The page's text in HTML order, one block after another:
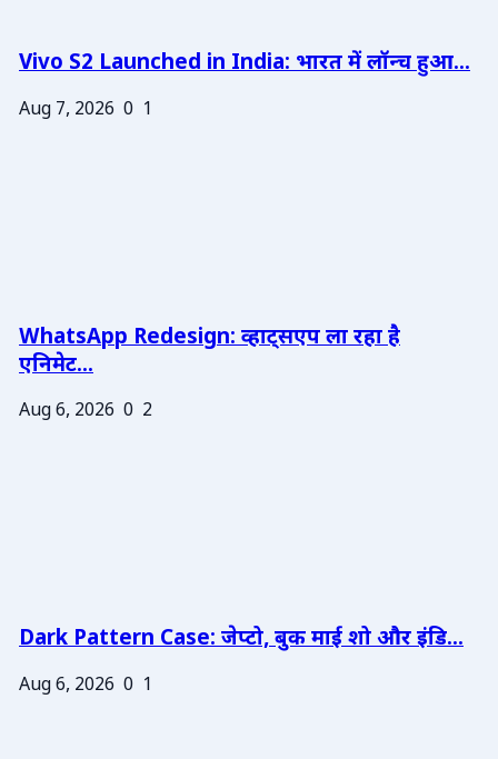
Vivo S2 Launched in India: भारत में लॉन्च हुआ...
Aug 7, 2026 0 1
WhatsApp Redesign: व्हाट्सएप ला रहा है
एनिमेट...
Aug 6, 2026 0 2
Dark Pattern Case: जेप्टो, बुक माई शो और इंडि...
Aug 6, 2026 0 1